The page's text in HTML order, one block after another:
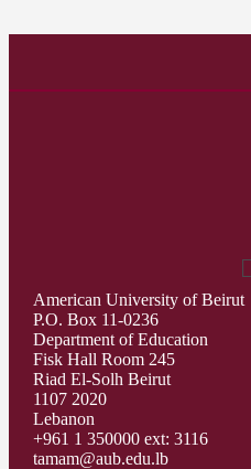
American University of Beirut
P.O. Box 11-0236
Department of Education
Fisk Hall Room 245
Riad El-Solh Beirut
1107 2020
Lebanon
+961 1 350000 ext: 3116
tamam@aub.edu.lb